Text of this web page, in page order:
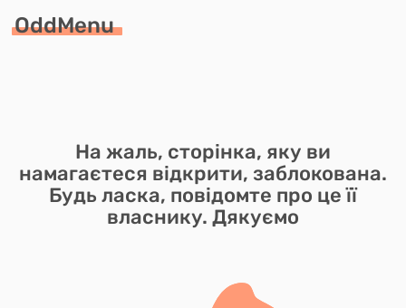
OddMenu
На жаль, сторінка, яку ви
намагаєтеся відкрити, заблокована.
Будь ласка, повідомте про це її
власнику. Дякуємо